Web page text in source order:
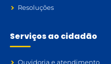
Resoluções
Serviços ao cidadão
Ouvidoria e atendimento